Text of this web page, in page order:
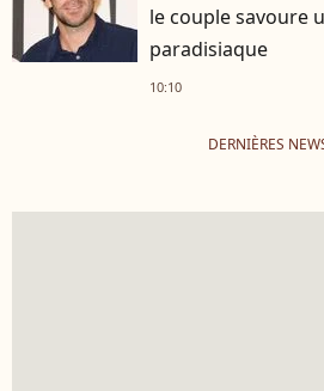
le couple savoure
paradisiaque
10:10
DERNIÈRES